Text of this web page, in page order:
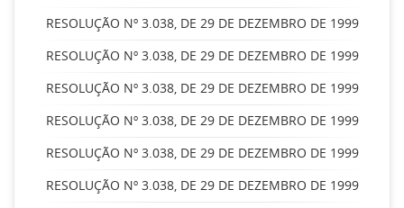
RESOLUÇÃO Nº 3.038, DE 29 DE DEZEMBRO DE 1999
RESOLUÇÃO Nº 3.038, DE 29 DE DEZEMBRO DE 1999
RESOLUÇÃO Nº 3.038, DE 29 DE DEZEMBRO DE 1999
RESOLUÇÃO Nº 3.038, DE 29 DE DEZEMBRO DE 1999
RESOLUÇÃO Nº 3.038, DE 29 DE DEZEMBRO DE 1999
RESOLUÇÃO Nº 3.038, DE 29 DE DEZEMBRO DE 1999